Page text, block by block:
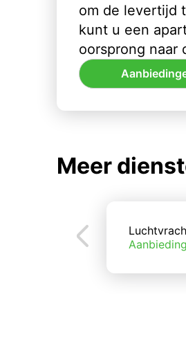
om de levertijd
kunt u een
oorsprong naar
Meer